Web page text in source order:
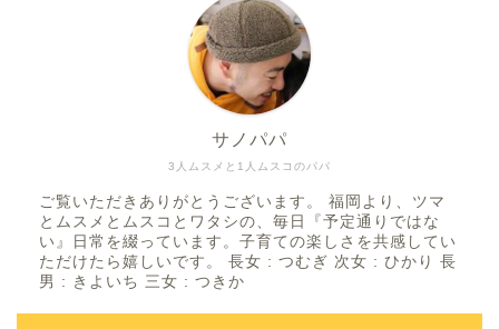
3人ムスメと1人ムスコのパパ
サノパパ
ご覧いただきありがとうございます。 福岡より、ツマ
とムスメとムスコとワタシの、毎日『予定通りではな
い』日常を綴っています。子育ての楽しさを共感してい
ただけたら嬉しいです。 長女 : つむぎ 次女 : ひかり 長
男 : きよいち 三女 : つきか